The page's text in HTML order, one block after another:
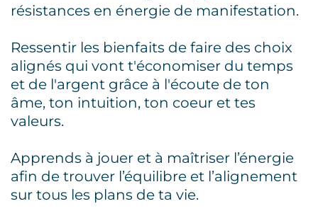
résistances en énergie de manifestation.
Ressentir les bienfaits de faire des choix
alignés qui vont t'économiser du temps
et de l'argent grâce à l'écoute de ton
âme, ton intuition, ton coeur et tes
valeurs.
Apprends à jouer et à maîtriser l’énergie
afin de trouver l’équilibre et l’alignement
sur tous les plans de ta vie.